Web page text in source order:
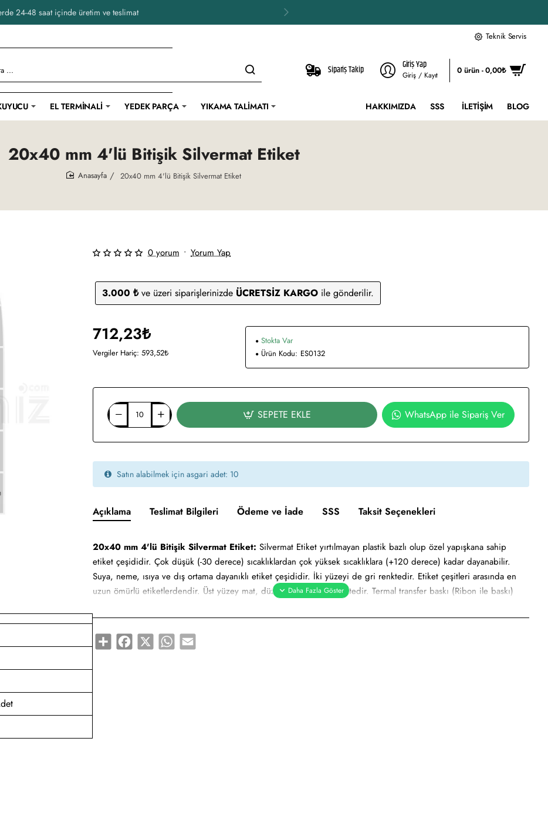
24-48 saat içinde üretim ve teslimat
Teknik Servis
Sipariş Takip Giriş Yap
Giriş / Kayıt 0 ürün - 0,00₺
EL TERMINALI YEDEK PARÇA YIKAMA TALIMATI HAKKIMIZDA SSS İLETIŞIM BLOG
20x40 mm 4'lü Bitişik Silvermat Etiket
20x40 mm 4'lü Bitişik Silvermat Etiket
3.000 ₺ve üzeri siparişlerinizde ÜCRETSİZ KARGOile gönderilir.
0 yorum • Yorum Yap
712,23₺
Vergiler Hariç: 593,52₺
Stokta Var
Ürün Kodu: ES0132
SEPETE EKLE WhatsApp ile Sipariş Ver
Satın alabilmek için asgari adet: 10
Açıklama Teslimat Bilgileri Ödeme ve İade SSS Taksit Seçenekleri
20x40 mm 4'lü Bitişik Silvermat Etiket: Silvermat Etiket yırtılmayan plastik bazlı olup özel yapışkana sahip
etiket çeşididir. Çok düşük (-30 derece) sıcaklıklardan çok yüksek sıcaklıklara (+120 derece) kadar dayanabilir.
Suya, neme, ısıya ve dış ortama dayanıklı etiket çeşididir. İki yüzeyi de gri renktedir. Etiket çeşitleri arasında en
uzun ömürlü etiketlerdendir. Üst yüzey mat, düz ve gri metalik renktedir. Termal transfer baskı (Ribon ile baskı)
olarak adlandırılabilir.
Yapışkan Türleri:Standart (Çok kuvvetli), Metalize
Share Facebook
X WhatsApp
Email